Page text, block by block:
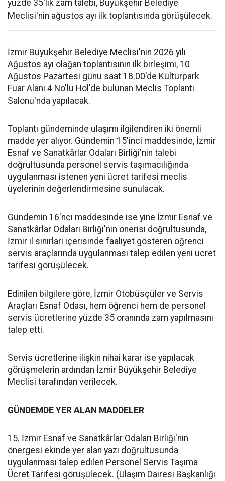
yüzde 35'lik zam talebi, Büyükşehir Belediye
Meclisi'nin ağustos ayı ilk toplantısında görüşülecek.
İzmir Büyükşehir Belediye Meclisi'nin 2026 yılı
Ağustos ayı olağan toplantısının ilk birleşimi, 10
Ağustos Pazartesi günü saat 18.00'de Kültürpark
Fuar Alanı 4 No'lu Hol'de bulunan Meclis Toplantı
Salonu'nda yapılacak.
Toplantı gündeminde ulaşımı ilgilendiren iki önemli
madde yer alıyor. Gündemin 15'inci maddesinde, İzmir
Esnaf ve Sanatkârlar Odaları Birliği'nin talebi
doğrultusunda personel servis taşımacılığında
uygulanması istenen yeni ücret tarifesi meclis
üyelerinin değerlendirmesine sunulacak.
Gündemin 16'ncı maddesinde ise yine İzmir Esnaf ve
Sanatkârlar Odaları Birliği'nin önerisi doğrultusunda,
İzmir il sınırları içerisinde faaliyet gösteren öğrenci
servis araçlarında uygulanması talep edilen yeni ücret
tarifesi görüşülecek.
Edinilen bilgilere göre, İzmir Otobüsçüler ve Servis
Araçları Esnaf Odası, hem öğrenci hem de personel
servis ücretlerine yüzde 35 oranında zam yapılmasını
talep etti.
Servis ücretlerine ilişkin nihai karar ise yapılacak
görüşmelerin ardından İzmir Büyükşehir Belediye
Meclisi tarafından verilecek.
GÜNDEMDE YER ALAN MADDELER
15. İzmir Esnaf ve Sanatkârlar Odaları Birliği'nin
önergesi ekinde yer alan yazı doğrultusunda
uygulanması talep edilen Personel Servis Taşıma
Ücret Tarifesi görüşülecek. (Ulaşım Dairesi Başkanlığı